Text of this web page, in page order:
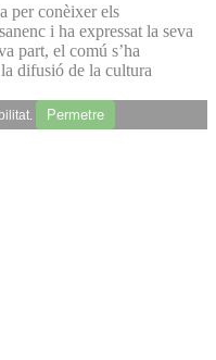
per conèixer els
i ha expressat la seva
part, el comú s’ha
difusió de la cultura
Permetre